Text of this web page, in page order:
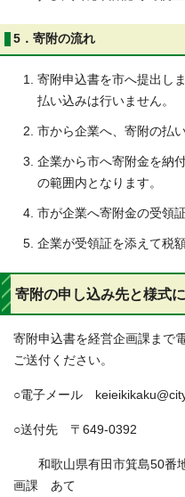
5．寄附の流れ
寄附申込書を市へ提出し
払い込みは行いません。
市から企業へ、寄附の払
企業から市へ寄附金を納
の範囲内となります。
市が企業へ寄附金の受領
企業が受領証を添えて税
寄附の申し込み先と様式
寄附申込書を経営企画課まで
ご送付ください。
○電子メール
○送付先 〒649-0392
和歌山県有田市箕島50番
画課 あて